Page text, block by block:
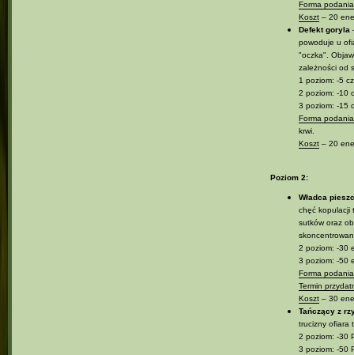
Forma
Koszt– 20
Defekt goryla
powoduje u
"oczka".
zależności od
1 poziom: -5
2 poziom: -10
3 poziom: -15
Forma
krwi.
Koszt– 20
Poziom 2:
Władca
chęć kopulacji
sutków oraz
2 poziom: -30
3 poziom: -50
Forma
Termin
Koszt– 30
Tańczący z
trucizny ofiara
2 poziom: -30
3 poziom: -50